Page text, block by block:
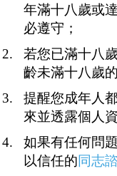
吃精液，想找南港
年滿十八歲或
必遵守；
若您已滿十八
齡未滿十八歲
提醒您成年人
來並透露個人
如果有任何問
以信任的同志